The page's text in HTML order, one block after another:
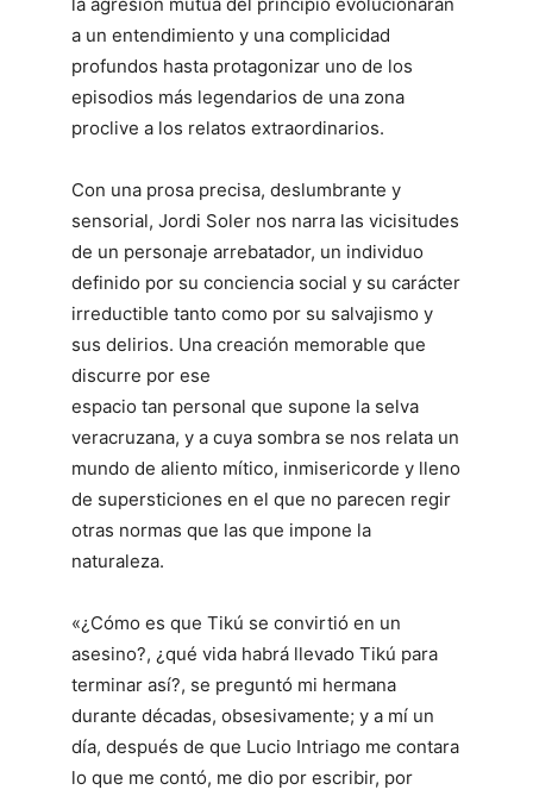
a un entendimiento y una complicidad
profundos hasta protagonizar uno de los
episodios más legendarios de una zona
proclive a los relatos extraordinarios.
Con una prosa precisa, deslumbrante y
sensorial, Jordi Soler nos narra las vicisitudes
de un personaje arrebatador, un individuo
definido por su conciencia social y su carácter
irreductible tanto como por su salvajismo y
sus delirios. Una creación memorable que
discurre por ese
espacio tan personal que supone la selva
veracruzana, y a cuya sombra se nos relata un
mundo de aliento mítico, inmisericorde y lleno
de supersticiones en el que no parecen regir
otras normas que las que impone la
naturaleza.
«¿Cómo es que Tikú se convirtió en un
asesino?, ¿qué vida habrá llevado Tikú para
terminar así?, se preguntó mi hermana
durante décadas, obsesivamente; y a mí un
día, después de que Lucio Intriago me contara
lo que me contó, me dio por escribir, por